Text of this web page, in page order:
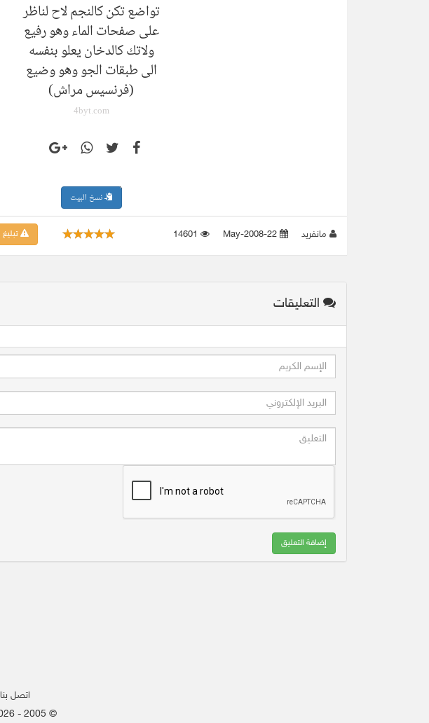
تواضع تكن كالنجم لاح لناظر
على صفحات الماء وهو رفيع
ولاتك كالدخان يعلو بنفسه
الى طبقات الجو وهو وضيع
(فرنسيس مراش)
4byt.com
نسخ البيت
مانفريد تبليغ
التعليقات
إضافة التعليق
اتصل بنا
© 2005 - 2026 .أبيات القصيد - www.4byt.com